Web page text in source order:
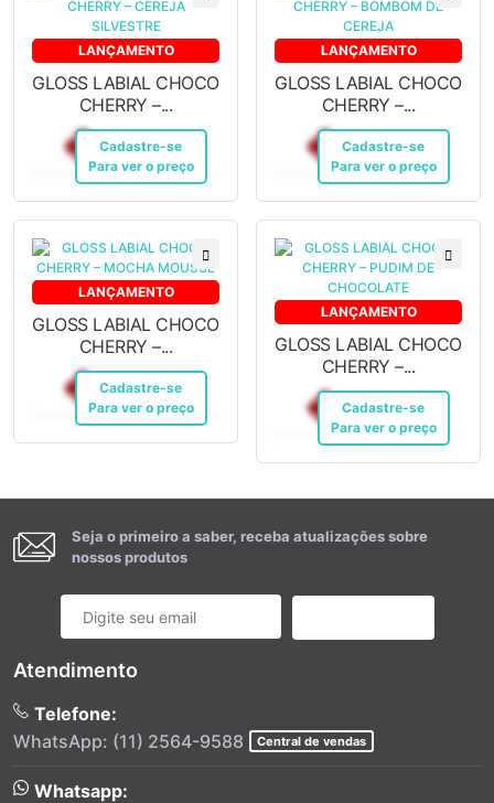
LANÇAMENTO
GLOSS LABIAL CHOCO
CHERRY –...
Cadastre-se
Para ver o preço
R$ 20,64Pix
LANÇAMENTO
GLOSS LABIAL CHOCO
CHERRY –...
Cadastre-se
Para ver o preço
R$ 20,64Pix
LANÇAMENTO
GLOSS LABIAL CHOCO
CHERRY –...
Cadastre-se
Para ver o preço
R$ 20,64Pix
LANÇAMENTO
GLOSS LABIAL CHOCO
CHERRY –...
Cadastre-se
Para ver o preço
R$ 20,64Pix
Seja o primeiro a saber, receba atualizações sobre
nossos produtos
Atendimento
Telefone:
WhatsApp: (11) 2564-9588
Central de vendas
Whatsapp: